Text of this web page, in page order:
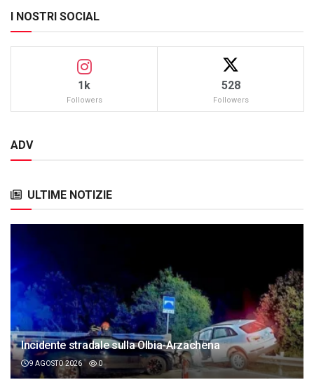
I NOSTRI SOCIAL
1k
Followers
528
Followers
ADV
ULTIME NOTIZIE
Incidente stradale sulla Olbia-Arzachena
9 AGOSTO 2026 0